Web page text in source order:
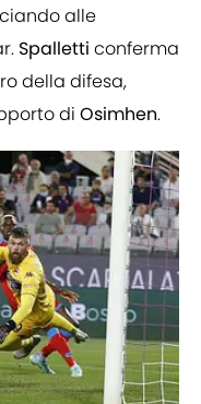
alle
Spalletti conferma
della difesa,
di Osimhen.